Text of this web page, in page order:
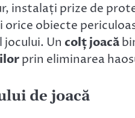
instalați prize de
obiecte
Un colț joacă
prin eliminarea
de joacă